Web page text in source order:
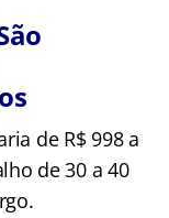
de R$ 998 a
de 30 a 40